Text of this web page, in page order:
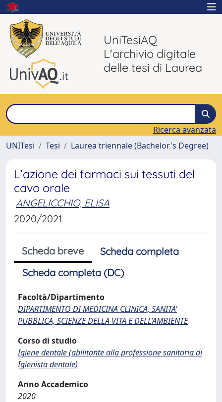
UniTesiAQ
L'archivio digitale
delle tesi di Laurea
Ricerca avanzata
UNITesi
Tesi Laurea triennale (Bachelor's Degree)
L’azione dei farmaci sui tessuti del
cavo orale
ANGELICCHIO, ELISA
2020/2021
Scheda breve
Scheda completa
Scheda completa (DC)
Facoltà/Dipartimento
DIPARTIMENTO DI MEDICINA CLINICA, SANITA’
PUBBLICA, SCIENZE DELLA VITA E DELL’AMBIENTE
Corso di studio
Igiene dentale (abilitante alla professione sanitaria di
Igienista dentale)
Anno Accademico
2020